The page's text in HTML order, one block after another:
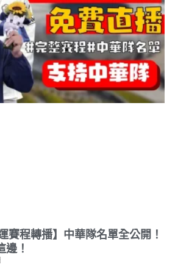
賽程轉播】中華隊名單全公開！
邊！